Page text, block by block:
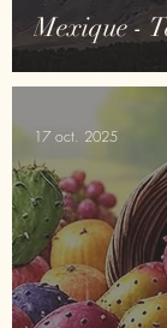
Mexique -
17 oct. 2025